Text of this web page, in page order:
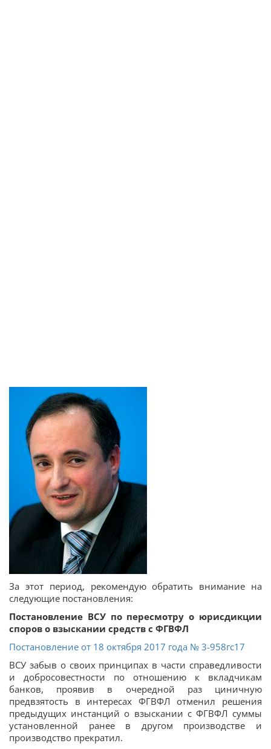
За этот период, рекомендую обратить внимание на
следующие постановления:
Постановление ВСУ по пересмотру о юрисдикции
споров о взыскании средств с ФГВФЛ
Постановление от 18 октября 2017 года № 3-958гс17
ВСУ забыв о своих принципах в части справедливости
и добросовестности по отношению к вкладчикам
банков, проявив в очередной раз циничную
предвзятость в интересах ФГВФЛ отменил решения
предыдущих инстанций о взыскании с ФГВФЛ суммы
установленной ранее в другом производстве и
производство прекратил.